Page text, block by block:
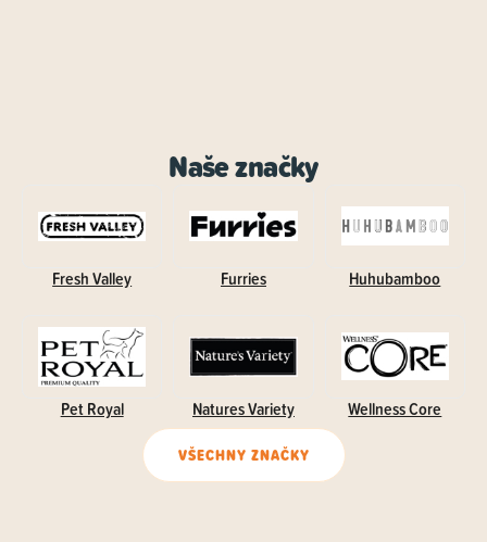
Naše značky
Fresh Valley Furries Huhubamboo
Pet Royal Natures Variety Wellness Core
VŠECHNY ZNAČKY